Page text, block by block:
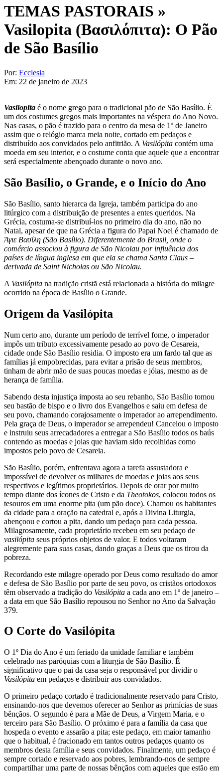
TEMAS PASTORAIS »
Vasilopita (Βασιλόπιτα): O Pão
de São Basílio
Por: Ecclesia
Em: 22 de janeiro de 2023
Vasilopita é o nome grego para o tradicional pão de São Basílio. É
um dos costumes gregos mais importantes na véspera do Ano Novo.
Nas casas, o pão é trazido para o centro da mesa de 1º de Janeiro
assim que o relógio marca meia noite, cortado em pedaços e
distribuído aos convidados pelo anfitrião. A Vasilópita contém uma
moeda em seu interior, e o costume conta que aquele que a encontrar
será especialmente abençoado durante o novo ano.
São Basílio, o Grande, e o Início do Ano
São Basílio, santo hierarca da Igreja, também participa do ano
litúrgico com a distribuição de presentes a entes queridos. Na
Grécia, costuma-se distribuí-los no primeiro dia do ano, não no
Natal, apesar de que na Grécia a figura do Papai Noel é chamado de
Άγιε Βασίλη (São Basílio). Diferentemente do Brasil, onde o
comércio associou à figura de São Nicolau por influência dos
países de língua inglesa em que ela se chama Santa Claus –
derivada de Saint Nicholas ou São Nicolau.
A Vasilópita na tradição cristã está relacionada a história do milagre
ocorrido na época de Basílio o Grande.
Origem da Vasilópita
Num certo ano, durante um período de terrível fome, o imperador
impôs um tributo excessivamente pesado ao povo de Cesareia,
cidade onde São Basílio residia. O imposto era um fardo tal que as
famílias já empobrecidas, para evitar a prisão de seus membros,
tinham de abrir mão de suas poucas moedas e jóias, mesmo as de
herança de família.
Sabendo desta injustiça imposta ao seu rebanho, São Basílio tomou
seu bastão de bispo e o livro dos Evangelhos e saiu em defesa de
seu povo, chamando corajosamente o imperador ao arrependimento.
Pela graça de Deus, o imperador se arrependeu! Cancelou o imposto
e instruiu seus arrecadadores a entregar a São Basílio todos os baús
contendo as moedas e joias que haviam sido recolhidas como
impostos pelo povo de Cesareia.
São Basílio, porém, enfrentava agora a tarefa assustadora e
impossível de devolver os milhares de moedas e joias aos seus
respectivos e legítimos proprietários. Depois de orar por muito
tempo diante dos ícones de Cristo e da Theotokos, colocou todos os
tesouros em uma enorme pita (um pão doce). Chamou os habitantes
da cidade para a oração na catedral e, após a Divina Liturgia,
abençoou e cortou a pita, dando um pedaço para cada pessoa.
Milagrosamente, cada proprietário recebeu em seu pedaço de
vasilópita seus próprios objetos de valor. E todos voltaram
alegremente para suas casas, dando graças a Deus que os tirou da
pobreza.
Recordando este milagre operado por Deus como resultado do amor
e defesa de São Basílio por parte de seu povo, os cristãos ortodoxos
têm observado a tradição do Vasilópita a cada ano em 1º de janeiro –
a data em que São Basílio repousou no Senhor no Ano da Salvação
379.
O Corte do Vasilópita
O 1º Dia do Ano é um feriado da unidade familiar e também
celebrado nas paróquias com a liturgia de São Basílio. É
significativo que o pai da casa seja o responsável por dividir o
Vasilópita em pedaços e distribuir aos convidados.
O primeiro pedaço cortado é tradicionalmente reservado para Cristo,
ensinando-nos que devemos oferecer ao Senhor as primícias de suas
bênçãos. O segundo é para a Mãe de Deus, a Virgem Maria, e o
terceiro para São Basílio. O próximo é para a família da casa que
hospeda o evento e assarão a pita; este pedaço, em maior tamanho
que o habitual, é fracionado em tantos outros pedaços quanto os
membros desta família e seus convidados. Finalmente, um pedaço é
sempre cortado e reservado aos pobres, lembrando-nos de sempre
compartilhar uma parte de nossas bênçãos com aqueles que estão em